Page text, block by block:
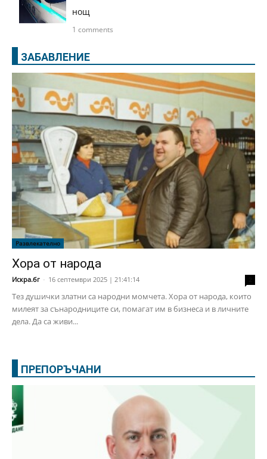
нощ
1 comments
ЗАБАВЛЕНИЕ
Развлекателно
Хора от народа
Искра.бг - 16 септември 2025 | 21:41:14
Тез душички златни са народни момчета. Хора от народа, които
милеят за сънародниците си, помагат им в бизнеса и в личните
дела. Да са живи...
ПРЕПОРЪЧАНИ